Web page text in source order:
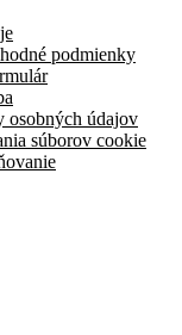
podmienky
osobných údajov
súborov cookie